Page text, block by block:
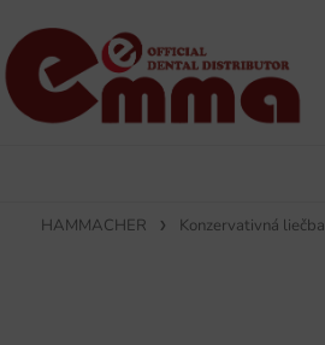
HAMMACHER Konzervativná liečba